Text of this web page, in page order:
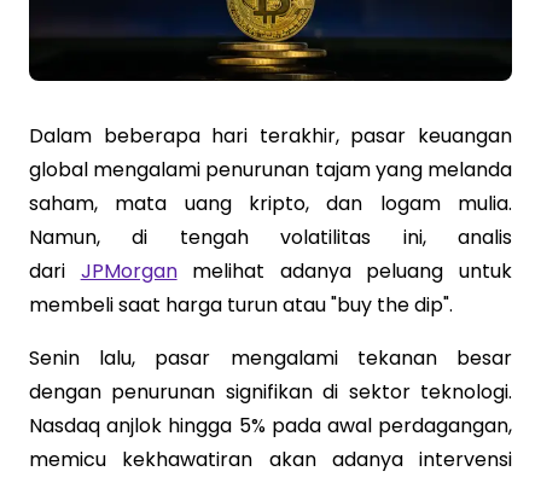
Dalam beberapa hari terakhir, pasar keuangan
global mengalami penurunan tajam yang melanda
saham, mata uang kripto, dan logam mulia.
Namun, di tengah volatilitas ini, analis
dari JPMorganmelihat adanya peluang untuk
membeli saat harga turun atau "buy the dip".
Senin lalu, pasar mengalami tekanan besar
dengan penurunan signifikan di sektor teknologi.
Nasdaq anjlok hingga 5% pada awal perdagangan,
memicu kekhawatiran akan adanya intervensi